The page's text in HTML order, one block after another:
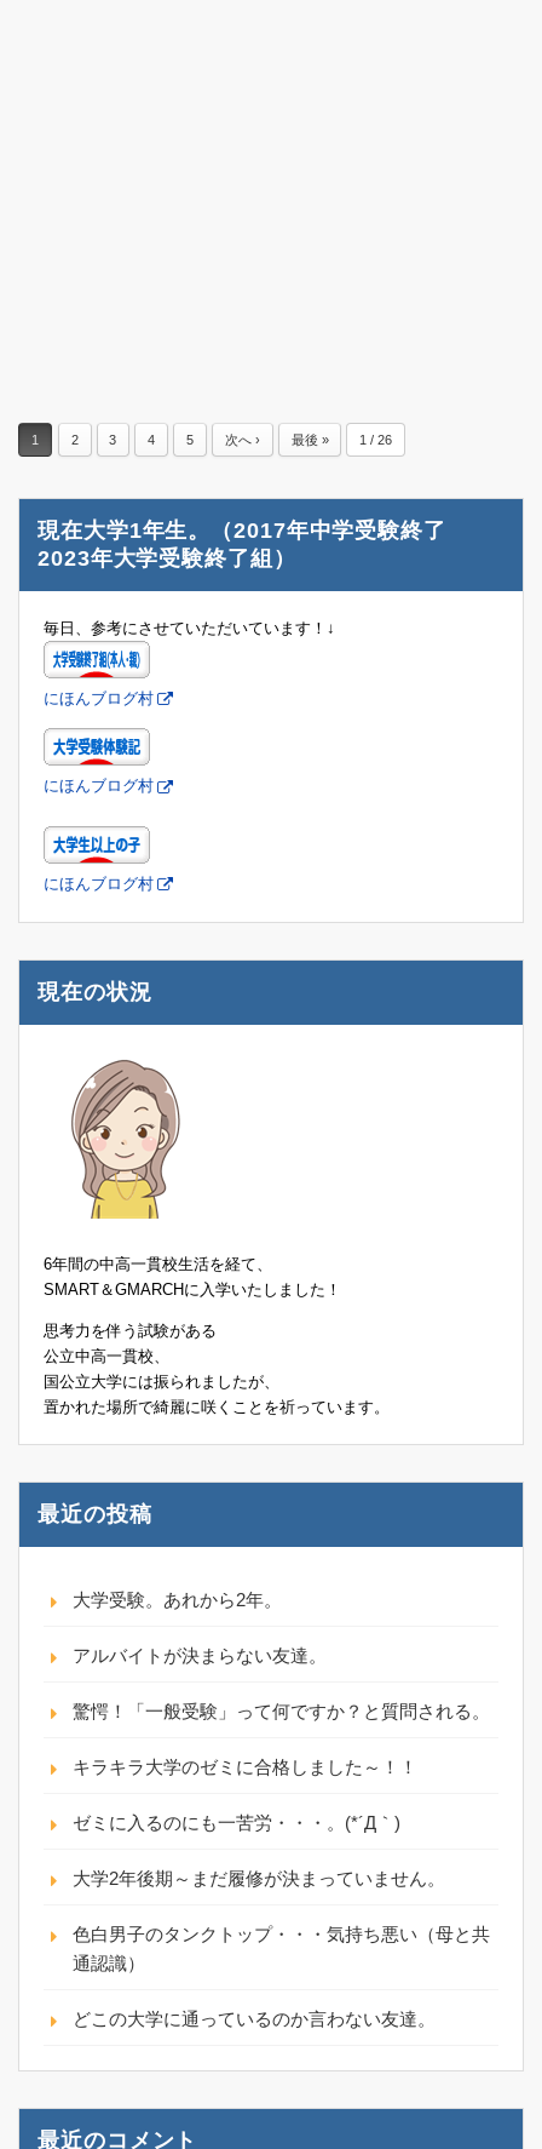
1 2 3 4 5 次へ › 最後 » 1 / 26
現在大学1年生。（2017年中学受験終了
2023年大学受験終了組）
毎日、参考にさせていただいています！↓
にほんブログ村
にほんブログ村
にほんブログ村
現在の状況
6年間の中高一貫校生活を経て、
SMART＆GMARCHに入学いたしました！
思考力を伴う試験がある
公立中高一貫校、
国公立大学には振られましたが、
置かれた場所で綺麗に咲くことを祈っています。
最近の投稿
大学受験。あれから2年。
アルバイトが決まらない友達。
驚愕！「一般受験」って何ですか？と質問される。
キラキラ大学のゼミに合格しました～！！
ゼミに入るのにも一苦労・・・。(*´Д｀)
大学2年後期～まだ履修が決まっていません。
色白男子のタンクトップ・・・気持ち悪い（母と共
通認識）
どこの大学に通っているのか言わない友達。
最近のコメント